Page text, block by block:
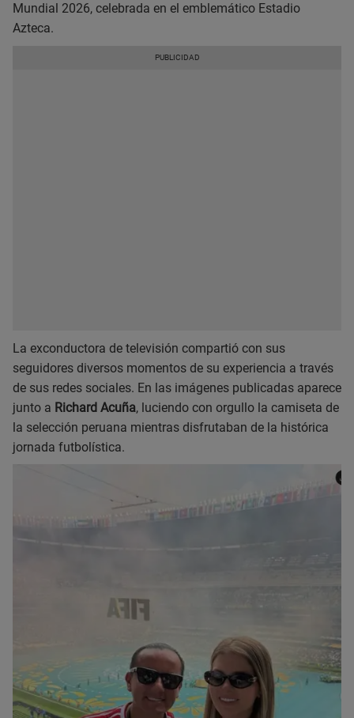
Mundial 2026, celebrada en el emblemático Estadio
Azteca.
La exconductora de televisión compartió con sus
seguidores diversos momentos de su experiencia a través
de sus redes sociales. En las imágenes publicadas aparece
junto a Richard Acuña, luciendo con orgullo la camiseta de
la selección peruana mientras disfrutaban de la histórica
jornada futbolística.